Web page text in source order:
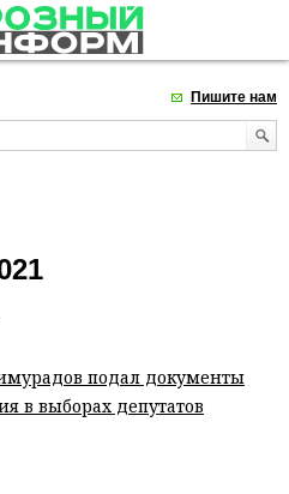
Пишите нам
подал документы
в выборах депутатов